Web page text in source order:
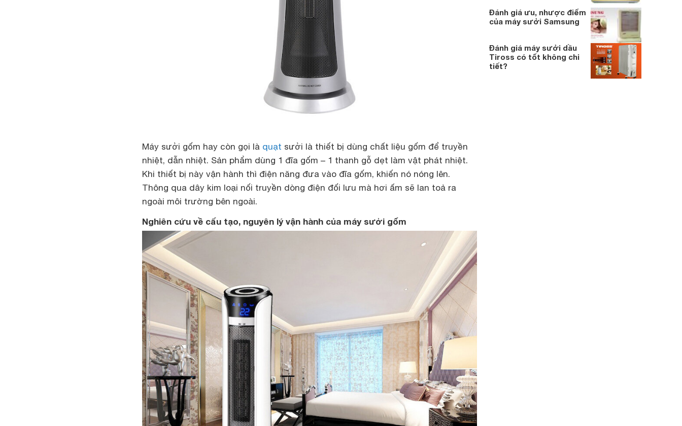
Máy sưởi gốm hay còn gọi là quạt sưởi là thiết bị dùng chất liệu gốm để truyền
nhiệt, dẫn nhiệt. Sản phẩm dùng 1 đĩa gốm – 1 thanh gỗ dẹt làm vật phát nhiệt.
Khi thiết bị này vận hành thì điện năng đưa vào đĩa gốm, khiến nó nóng lên.
Thông qua dây kim loại nối truyền dòng điện đối lưu mà hơi ấm sẽ lan toả ra
ngoài môi trường bên ngoài.
Nghiên cứu về cấu tạo, nguyên lý vận hành của máy sưởi gốm
Đánh giá ưu, nhược điểm
của máy sưởi Samsung
Đánh giá máy sưởi dầu
Tiross có tốt không chi
tiết?